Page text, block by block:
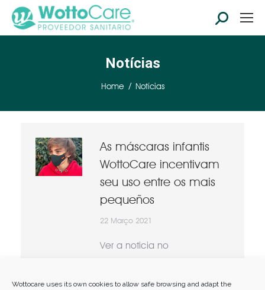
Wottocare uses its own cookies to allow safe browsing and adapt the
Search:
Notícias
You are here:
Home Notícias
As máscaras infantis
WottoCare incentivam
seu uso entre os mais
pequeños
22 Março 2021
Ver a noticia no
Detalhes